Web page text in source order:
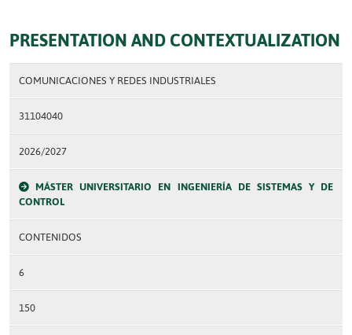
PRESENTATION AND CONTEXTUALIZATION
COMUNICACIONES Y REDES INDUSTRIALES
31104040
2026/2027
MÁSTER UNIVERSITARIO EN INGENIERÍA DE SISTEMAS Y DE
CONTROL
CONTENIDOS
6
150